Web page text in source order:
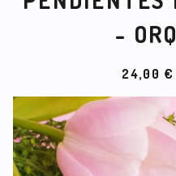
-
24,00 €